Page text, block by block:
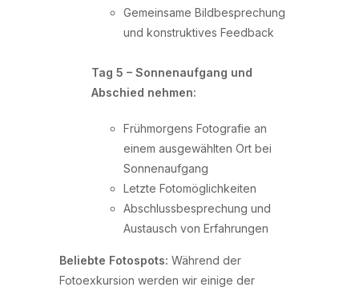
Gemeinsame Bildbesprechung
und konstruktives Feedback
Tag 5 – Sonnenaufgang und
Abschied nehmen:
Frühmorgens Fotografie an
einem ausgewählten Ort bei
Sonnenaufgang
Letzte Fotomöglichkeiten
Abschlussbesprechung und
Austausch von Erfahrungen
Beliebte Fotospots: Während der
Fotoexkursion werden wir einige der